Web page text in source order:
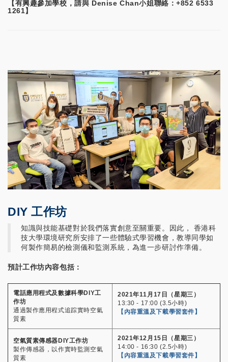
【有興趣參加學校，請與 Denise Chan小姐聯絡：+852 6533
1261】
DIY 工作坊
知識與技能基礎對於我們落實創意至關重要。因此， 香港科
技大學環境研究所安排了一些體驗式學習機會，教導同學如
何製作簡易的檢測儀和監測系統，為進一步研討作準備。
預計工作坊內容包括：
電話應用程式及數據科學DIY工
作坊
通過製作應用程式追踪實時空氣
質素
2021年11月17日（星期三）
13:30 - 17:00 (3.5小時)
【內容重溫及下載學習套件】
空氣質素傳感器DIY工作坊
製作傳感器，以作實時監測空氣
質素
2021年12月15日（星期三）
14:00 - 16:30 (2.5小時)
【 內容重溫及下載學習套件】